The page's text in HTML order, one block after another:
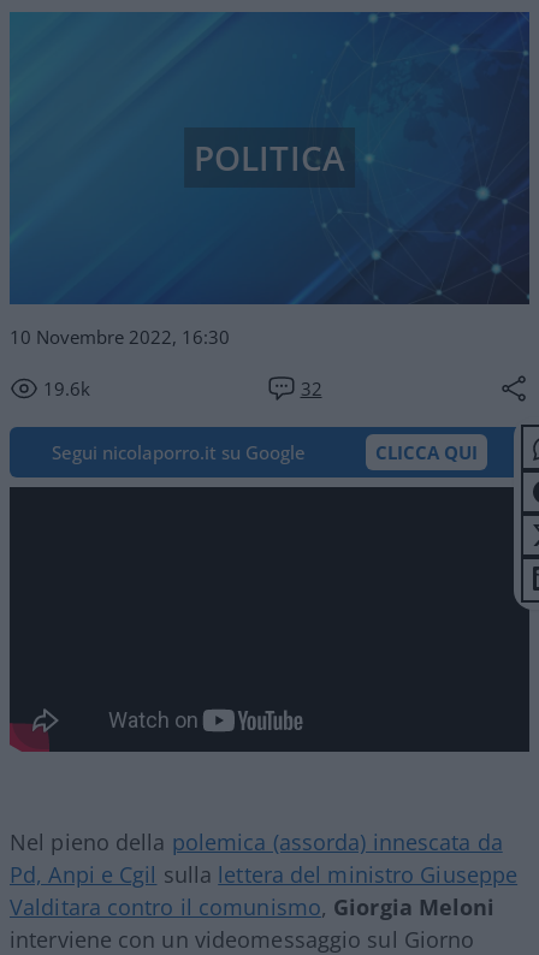
10 Novembre 2022, 16:30
19.6k 32
POLITICA
Segui nicolaporro.it su Google CLICCA QUI
Nel pieno della polemica (assorda) innescata da
Pd, Anpi e Cgil sulla lettera del ministro Giuseppe
Valditara contro il comunismo, Giorgia Meloni
interviene con un videomessaggio sul Giorno